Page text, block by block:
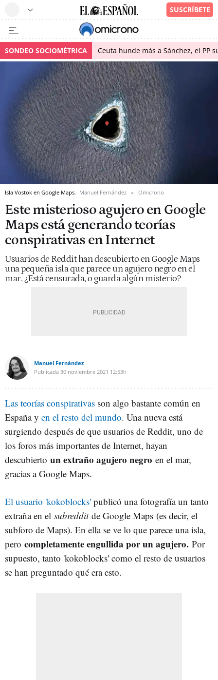
SONDEO SOCIOMÉTRICA Ceuta hunde más a Sánchez, el PP
Isla Vostok en Google Maps. Manuel Fernández Omicrono
Este misterioso agujero en Google
Maps está generando teorías
conspirativas en Internet
Usuarios de Reddit han descubierto en Google Maps
una pequeña isla que parece un agujero negro en el
mar. ¿Está censurada, o guarda algún misterio?
Manuel Fernández
Publicada 30 noviembre 2021 12:53h
Las teorías conspirativas son algo bastante común en
España y en el resto del mundo. Una nueva está
surgiendo después de que usuarios de Reddit, uno de
los foros más importantes de Internet, hayan
descubierto un extraño agujero negro en el mar,
gracias a Google Maps.
El usuario 'kokoblocks' publicó una fotografía un tanto
extraña en el subreddit de Google Maps (es decir, el
subforo de Maps). En ella se ve lo que parece una isla,
pero completamente engullida por un agujero. Por
supuesto, tanto 'kokoblocks' como el resto de usuarios
se han preguntado qué era esto.